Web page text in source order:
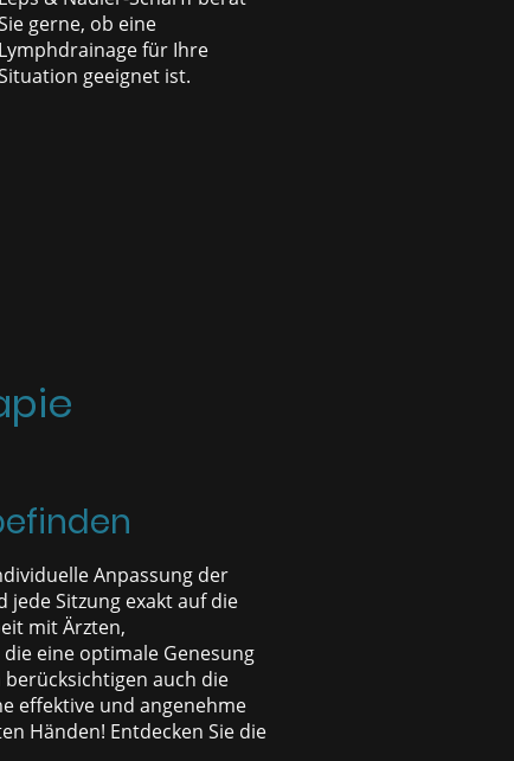
gerne, ob eine
Lymphdrainage für Ihre
geeignet ist.
Anpassung der
jede Sitzung exakt auf die
mit Ärzten,
eine optimale Genesung
auch die
effektive und angenehme
Händen! Entdecken Sie die